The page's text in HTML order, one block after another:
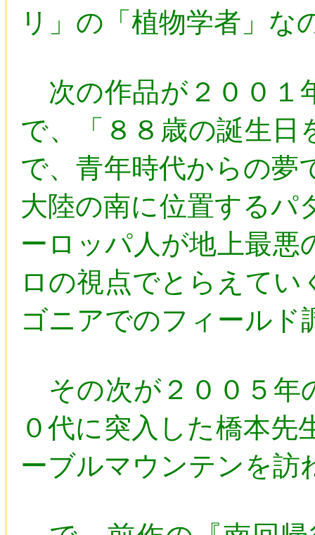
リ」の「植物学者」な
次の作品が２００１
で、「８８歳の誕生日
で、青年時代からの夢
大陸の南に位置するパ
ーロッパ人が地上最悪
ロの視点でとらえて
ゴニアでのフィールド
その次が２００５年
０代に突入した橋本
ーブルマウンテンを訪